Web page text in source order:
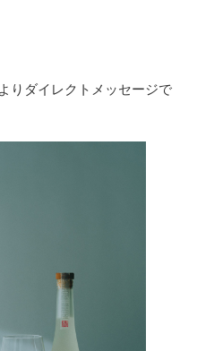
りダイレクトメッセージで